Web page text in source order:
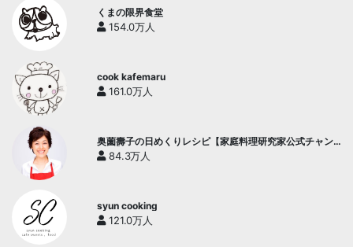
くまの限界食堂
154.0万人
cook kafemaru
161.0万人
奥薗壽子の日めくりレシピ【家庭料理研究家公式チャン
ネル】
84.3万人
syun cooking
121.0万人